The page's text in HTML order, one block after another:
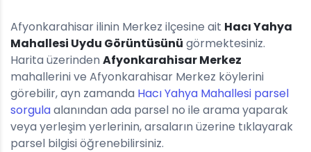
Afyonkarahisar ilinin Merkez ilçesine ait Hacı Yahya
Mahallesi Uydu Görüntüsünü görmektesiniz.
Harita üzerinden Afyonkarahisar Merkez
mahallerini ve Afyonkarahisar Merkez köylerini
görebilir, ayn zamanda Hacı Yahya Mahallesi parsel
sorgulaalanından ada parsel no ile arama yaparak
veya yerleşim yerlerinin, arsaların üzerine tıklayarak
parsel bilgisi öğrenebilirsiniz.